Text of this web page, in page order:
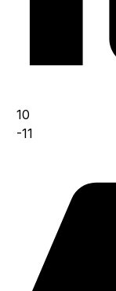
10
-11